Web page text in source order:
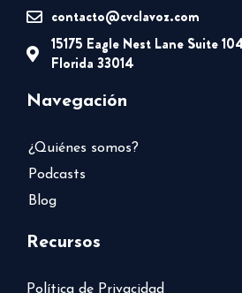
contacto@cvclavoz.com
15175 Eagle Nest Lane Suite
Florida 33014
Navegación
¿Quiénes somos?
Podcasts
Blog
Recursos
Política de Privacidad